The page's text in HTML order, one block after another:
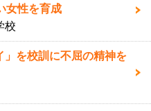
女性を育成
校
」を校訓に不屈の精神を